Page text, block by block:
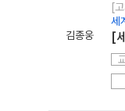
김종웅
[
세
[